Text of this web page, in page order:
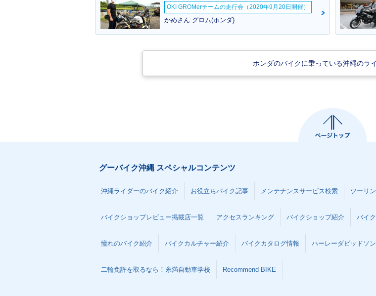
OKI GROMerチームの走行会（2020年9月20日開催）
かめさん:グロム(ホンダ)
ホンダのバイクに乗っている沖縄のラ
グーバイク沖縄 スペシャルコンテンツ
沖縄ライダーのバイク紹介 お役立ちバイク記事 メンテナンスサービス検索 ツーリ
バイクショップレビュー掲載店一覧 アクセスランキング バイクショップ紹介 バイ
憧れのバイク紹介 バイクカルチャー紹介 バイクカタログ情報 ハーレーダビッドソ
二輪免許を取るなら！糸満自動車学校 Recommend BIKE